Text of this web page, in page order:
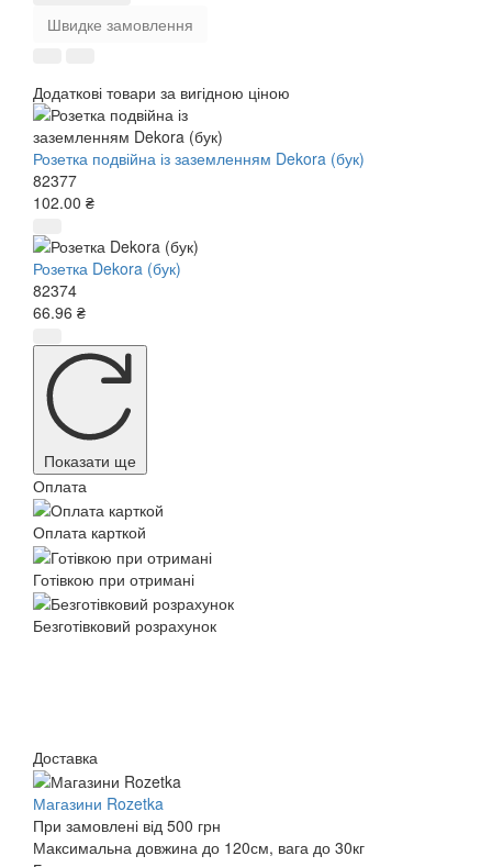
Швидке замовлення
Додаткові товари за вигідною ціною
Розетка подвійна із заземленням Dekora (бук)
82377
102.00 ₴
Розетка Dekora (бук)
82374
66.96 ₴
Показати ще
Оплата
Оплата карткой
Готівкою при отримані
Безготівковий розрахунок
Доставка
Магазини Rozetka
При замовлені від 500 грн
Максимальна довжина до 120см, вага до 30кг